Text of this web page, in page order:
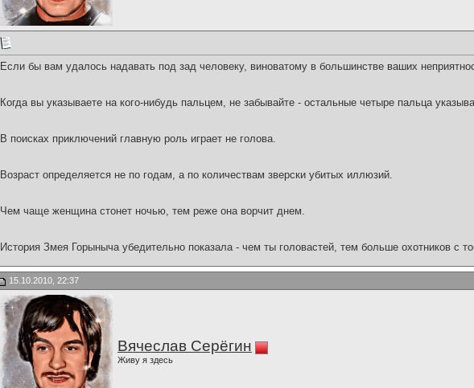
Если бы вам удалось надавать под зад человеку, виноватому в большинстве ваших
Когда вы указываете на кого-нибудь пальцем, не забывайте - остальные четыре пальца
В поисках приключений главную роль играет не голова.
Возраст определяется не по годам, а по количествам зверски убитых иллюзий.
Чем чаще женщина стонет ночью, тем реже она ворчит днем.
История Змея Горыныча убедительно показала - чем ты головастей, тем больше охотников с
15.10.2010, 22:37
Вячеслав Серёгин
Живу я здесь